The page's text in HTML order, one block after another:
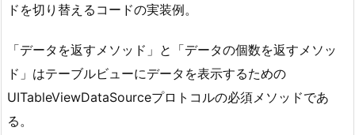
ドを切り替えるコードの実装例。
「データを返すメソッド」と「データの個数を返すメソッ
ド」はテーブルビューにデータを表示するための
UITableViewDataSourceプロトコルの必須メソッドであ
る。